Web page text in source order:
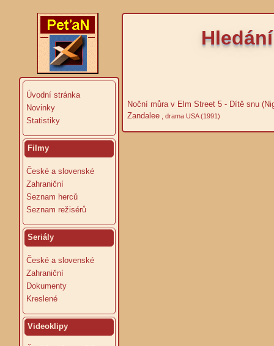
Úvodní stránka
Novinky
Statistiky
Filmy
České a slovenské
Zahraniční
Seznam herců
Seznam režisérů
Seriály
České a slovenské
Zahraniční
Dokumenty
Kreslené
Videoklipy
Noční můra v Elm Street 5 - Dítě snu
Zandalee , drama USA (1991)